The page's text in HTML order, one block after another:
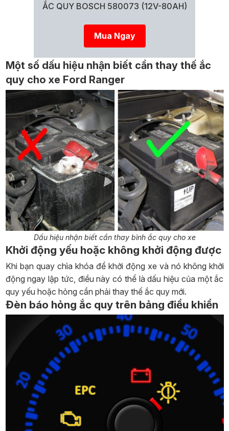
ẮC QUY BOSCH 580073 (12V-80AH)
Mua Ngay
Một số dấu hiệu nhận biết cần thay thế ắc
quy cho xe Ford Ranger
Dấu hiệu nhận biết cần thay bình ắc quy cho xe
Khởi động yếu hoặc không khởi động được
Khi bạn quay chìa khóa để khởi động xe và nó không khởi
động ngay lập tức, điều này có thể là dấu hiệu của một ắc
quy yếu hoặc hỏng cần phải thay thế ắc quy mới.
Đèn báo hỏng ắc quy trên bảng điều khiển